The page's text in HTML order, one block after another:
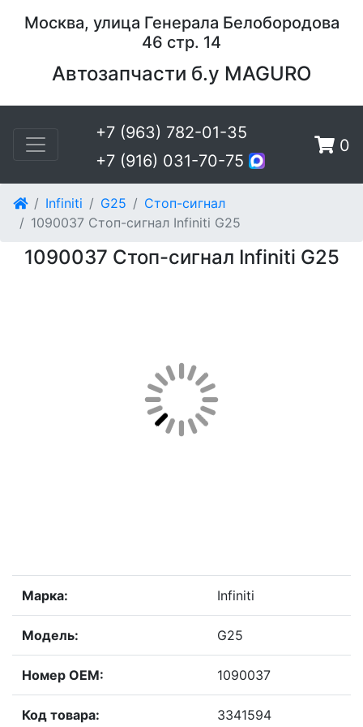
Москва, улица Генерала Белобородова
46 стр. 14
Автозапчасти б.у MAGURO
+7 (963) 782-01-35
+7 (916) 031-70-75
0
Infiniti G25
Стоп-сигнал
1090037 Стоп-сигнал Infiniti G25
1090037 Стоп-сигнал Infiniti G25
Марка: Infiniti
Модель: G25
Номер OEM: 1090037
Код товара: 3341594